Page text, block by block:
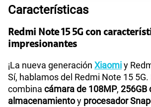
Tecnología de Pantalla
Procesador
Características
Redmi Note 15 5G con
impresionantes
¡La nueva generación Xiaomiy
Sí, hablamos del Redmi Note 15
combina cámara de 108MP, 256GB
almacenamientoy procesador